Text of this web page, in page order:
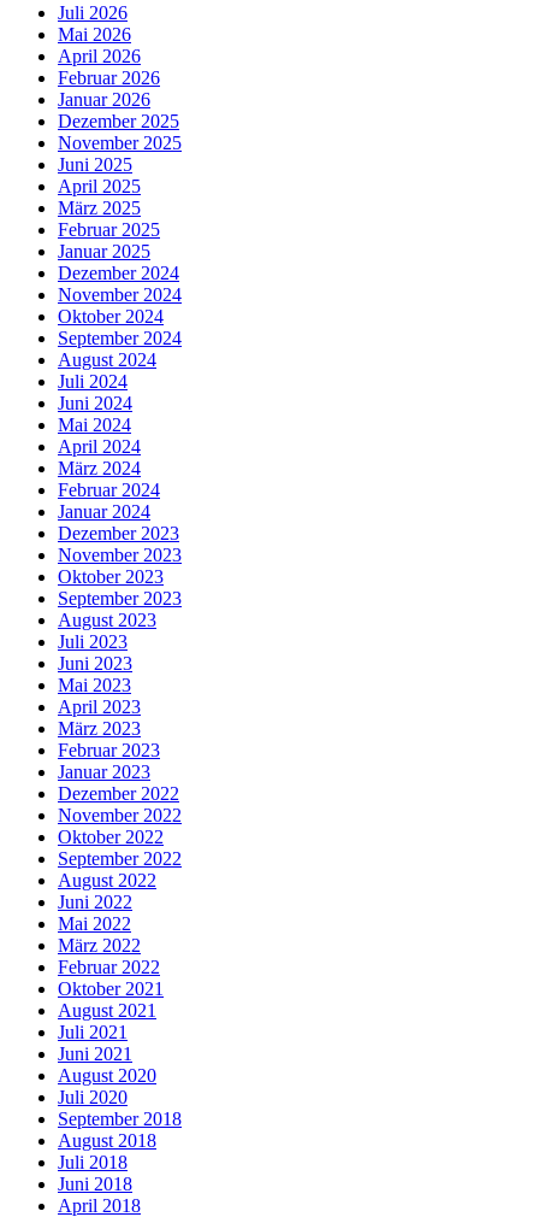
Juli 2026
Mai 2026
April 2026
Februar 2026
Januar 2026
Dezember 2025
November 2025
Juni 2025
April 2025
März 2025
Februar 2025
Januar 2025
Dezember 2024
November 2024
Oktober 2024
September 2024
August 2024
Juli 2024
Juni 2024
Mai 2024
April 2024
März 2024
Februar 2024
Januar 2024
Dezember 2023
November 2023
Oktober 2023
September 2023
August 2023
Juli 2023
Juni 2023
Mai 2023
April 2023
März 2023
Februar 2023
Januar 2023
Dezember 2022
November 2022
Oktober 2022
September 2022
August 2022
Juni 2022
Mai 2022
März 2022
Februar 2022
Oktober 2021
August 2021
Juli 2021
Juni 2021
August 2020
Juli 2020
September 2018
August 2018
Juli 2018
Juni 2018
April 2018